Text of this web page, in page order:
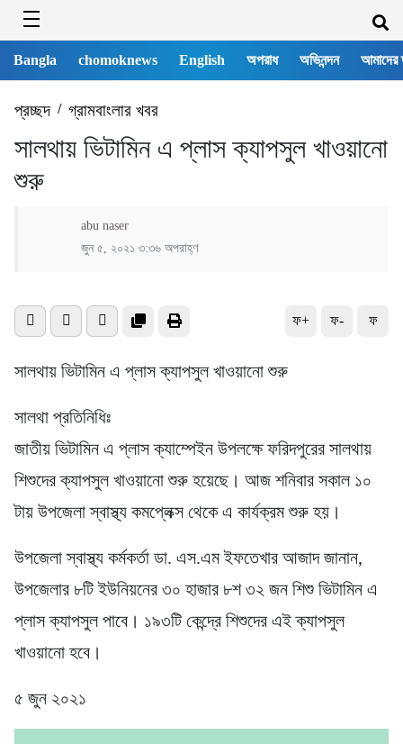
Bangla chomoknews English অপরাধ অভিনন্দন আমাদের
প্রচ্ছদ/ গ্রামবাংলার খবর
সালথায় ভিটামিন এ প্লাস ক্যাপসুল খাওয়ানো
শুরু
abu naser
জুন ৫, ২০২১ ৩:৩৬ অপরাহ্ণ
ফ+ ফ- ফ
সালথায় ভিটামিন এ প্লাস ক্যাপসুল খাওয়ানো শুরু
সালথা প্রতিনিধিঃ
জাতীয় ভিটামিন এ প্লাস ক্যাম্পেইন উপলক্ষে ফরিদপুরের সালথায়
শিশুদের ক্যাপসুল খাওয়ানো শুরু হয়েছে। আজ শনিবার সকাল ১০
টায় উপজেলা স্বাস্থ্য কমপ্লেক্স থেকে এ কার্যক্রম শুরু হয়।
উপজেলা স্বাস্থ্য কর্মকর্তা ডা. এস.এম ইফতেখার আজাদ জানান,
উপজেলার ৮টি ইউনিয়নের ৩০ হাজার ৮শ ৩২ জন শিশু ভিটামিন এ
প্লাস ক্যাপসুল পাবে। ১৯৩টি কেন্দ্রে শিশুদের এই ক্যাপসুল
খাওয়ানো হবে।
৫ জুন ২০২১